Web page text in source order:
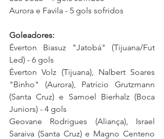
Aurora e Favila - 5 gols sofridos
Goleadores:
Éverton Biasuz "Jatobá" (Tijuana/Fut
Led) - 6 gols
Éverton Volz (Tijuana), Nalbert Soares
"Binho" (Aurora), Patrício Grutzmann
(Santa Cruz) e Samoel Bierhalz (Boca
Juniors) - 4 gols
Geovane Rodrigues (Aliança), Israel
Saraiva (Santa Cruz) e Magno Centeno